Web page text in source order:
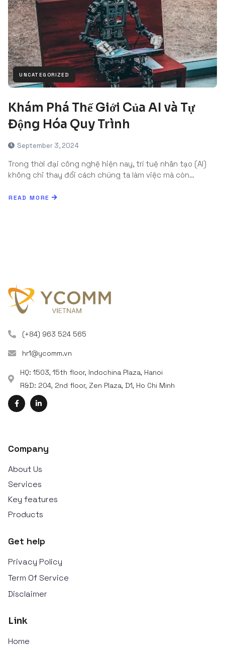
UNCATEGORIZED
Khám Phá Thế Giới Của AI và Tự
Động Hóa Quy Trình
September 3, 2024
Trong thời đại công nghệ hiện nay, trí tuệ nhân tạo (AI)
không chỉ thay đổi cách chúng ta làm việc mà còn…
READ MORE
(+84) 963 524 565
hr1@ycomm.vn
HQ: 1503, 15th floor, Indochina Plaza, Hanoi
R&D: 204, 2nd floor, Zen Plaza, D1, Ho Chi Minh
Company
About Us
Services
Key features
Products
Get help
Privacy Policy
Term Of Service
Disclaimer
Link
Home